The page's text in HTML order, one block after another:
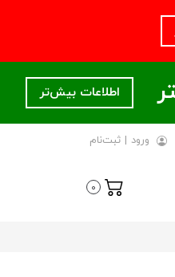
اطلاعات بیش‌تر
ورود | ثبت‌نام
0